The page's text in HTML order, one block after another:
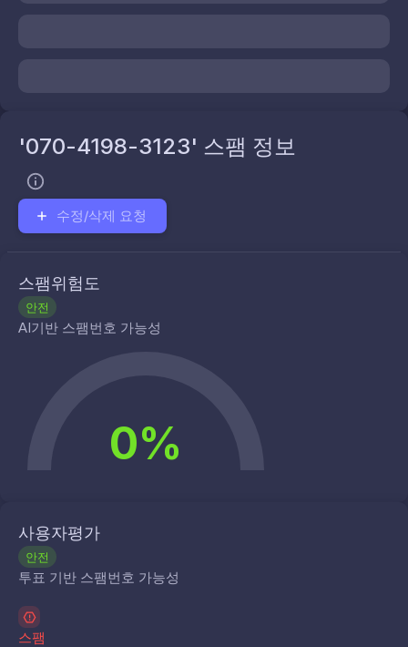
'070-4198-3123' 스팸 정보
수정/삭제 요청
스팸위험도
안전
AI기반 스팸번호 가능성
0%
사용자평가
안전
투표 기반 스팸번호 가능성
스팸